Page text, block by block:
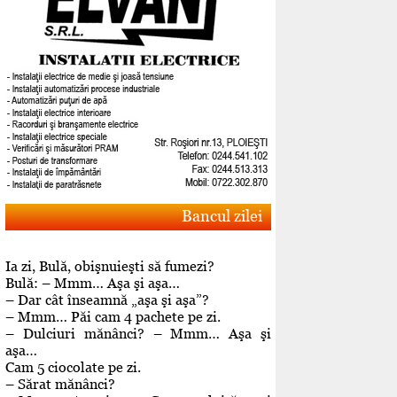
Bancul zilei
Ia zi, Bulă, obişnuieşti să fumezi?
Bulă: – Mmm… Aşa şi aşa…
– Dar cât înseamnă „aşa şi aşa”?
– Mmm… Păi cam 4 pachete pe zi.
– Dulciuri mănânci? – Mmm… Aşa şi
aşa…
Cam 5 ciocolate pe zi.
– Sărat mănânci?